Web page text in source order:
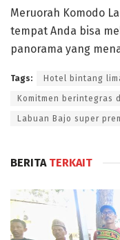
Meruorah Komodo
tempat Anda bisa
panorama yang
Tags: Hotel bintang
Komitmen berintegras
Labuan Bajo super
BERITATERKAIT